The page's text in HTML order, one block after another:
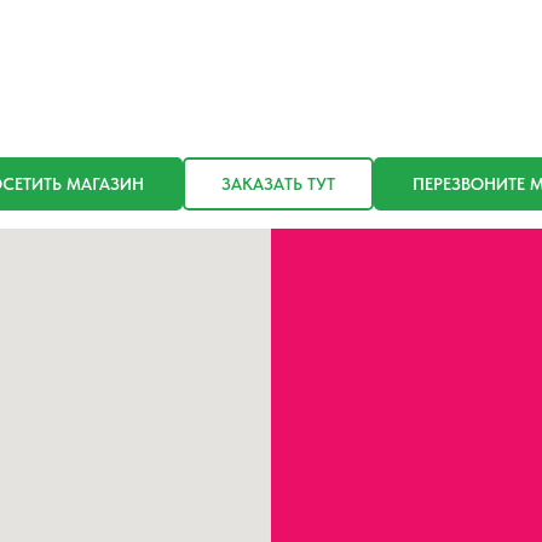
МАГАЗИН ЗАКАЗАТЬ ТУТ ПЕРЕЗВОНИТЕ